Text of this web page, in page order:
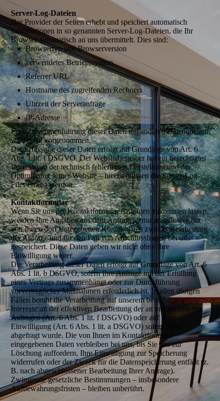
Server-Log-Dateien
Der Provider der Seiten erhebt und speichert automatisch
Informationen in so genannten Server-Log-Dateien, die Ihr
Browser automatisch an uns übermittelt. Dies sind:
Browsertyp und Browserversion
verwendetes Betriebssystem
Referrer URL
Hostname des zugreifenden Rechners
Uhrzeit der Serveranfrage
IP-Adresse
Eine Zusammenführung dieser Daten mit anderen Datenquellen
wird nicht vorgenommen.
Die Erfassung dieser Daten erfolgt auf Grundlage von Art. 6
Abs. 1 lit. f DSGVO. Der Websitebetreiber hat ein berechtigtes
Interesse an der technisch fehlerfreien Darstellung und der
Optimierung seiner Website – hierzu müssen die Server-Log-
Files erfasst werden.
Kontaktformular
Wenn Sie uns per Kontaktformular Anfragen zukommen lassen,
werden Ihre Angaben aus dem Anfrageformular inklusive der
von Ihnen dort angegebenen Kontaktdaten zwecks Bearbeitung
der Anfrage und für den Fall von Anschlussfragen bei uns
gespeichert. Diese Daten geben wir nicht ohne Ihre
Einwilligung weiter.
Die Verarbeitung dieser Daten erfolgt auf Grundlage von Art. 6
Abs. 1 lit. b DSGVO, sofern Ihre Anfrage mit der Erfüllung
eines Vertrags zusammenhängt oder zur Durchführung
vorvertraglicher Maßnahmen erforderlich ist. In allen übrigen
Fällen beruht die Verarbeitung auf unserem berechtigten
Interesse an der effektiven Bearbeitung der an uns gerichteten
Anfragen (Art. 6 Abs. 1 lit. f DSGVO) oder auf Ihrer
Einwilligung (Art. 6 Abs. 1 lit. a DSGVO) sofern diese
abgefragt wurde. Die von Ihnen im Kontaktformular
eingegebenen Daten verbleiben bei uns, bis Sie uns zur
Löschung auffordern, Ihre Einwilligung zur Speicherung
widerrufen oder der Zweck für die Datenspeicherung entfällt (z.
B. nach abgeschlossener Bearbeitung Ihrer Anfrage).
Zwingende gesetzliche Bestimmungen – insbesondere
Aufbewahrungsfristen – bleiben unberührt.